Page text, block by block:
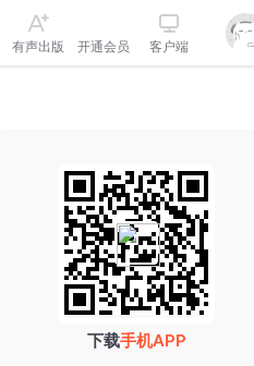
有声出版 开通会员 客户端
下载手机APP